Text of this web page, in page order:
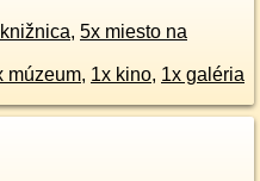
, 5x miesto na
múzeum, 1x kino, 1x galéria